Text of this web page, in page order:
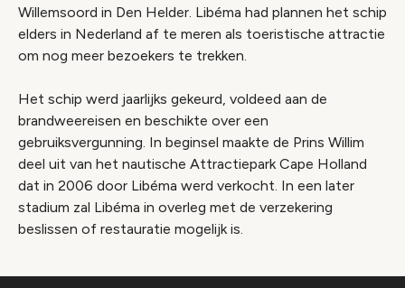
Willemsoord in Den Helder. Libéma had plannen het schip
elders in Nederland af te meren als toeristische attractie
om nog meer bezoekers te trekken.
Het schip werd jaarlijks gekeurd, voldeed aan de
brandweereisen en beschikte over een
gebruiksvergunning. In beginsel maakte de Prins Willim
deel uit van het nautische Attractiepark Cape Holland
dat in 2006 door Libéma werd verkocht. In een later
stadium zal Libéma in overleg met de verzekering
beslissen of restauratie mogelijk is.